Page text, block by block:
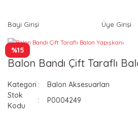
Bayi Girişi Üye Girişi
%15
Balon Bandı Çift Taraflı
Kategori
Balon Aksesuarları
Stok
Kodu
P0004249